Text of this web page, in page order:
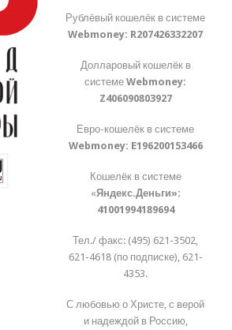
Рублёвый кошелёк в системе
Webmoney: R207426332207
Долларовый кошелёк в
системеWebmoney:
Z406090803927
Евро-кошелёк в системе
Webmoney: E196200153466
Кошелёк в системе
«Яндекс.Деньги»:
41001994189694
Тел./ факс: (495) 621-3502,
621-4618 (по подписке), 621-
4353.
С любовью о Христе, с верой
и надеждой в Россию,